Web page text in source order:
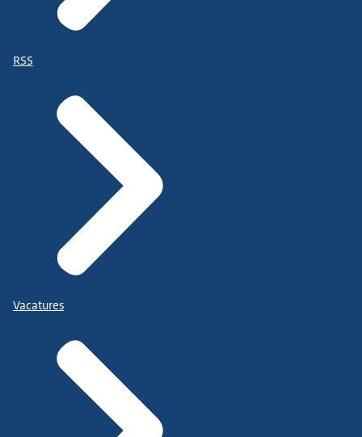
RSS
Vacatures